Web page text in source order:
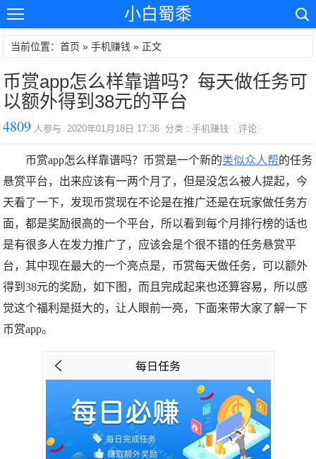
小白蜀黍
当前位置：首页 »手机赚钱 » 正文
币赏app怎么样靠谱吗？每天做任务可
以额外得到38元的平台
4809 人参与 2020年01月18日 17:36 分类 : 手机赚钱 评论
币赏app怎么样靠谱吗？币赏是一个新的类似众人帮的任务
悬赏平台，出来应该有一两个月了，但是没怎么被人提起，今
天看了一下，发现币赏现在不论是在推广还是在玩家做任务方
面，都是奖励很高的一个平台，所以看到每个月排行榜的话也
是有很多人在发力推广了，应该会是个很不错的任务悬赏平
台，其中现在最大的一个亮点是，币赏每天做任务，可以额外
得到38元的奖励，如下图，而且完成起来也还算容易，所以感
觉这个福利是挺大的，让人眼前一亮，下面来带大家了解一下
币赏app。